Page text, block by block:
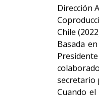
Dirección
Chile
Basada
secretario
Cuando